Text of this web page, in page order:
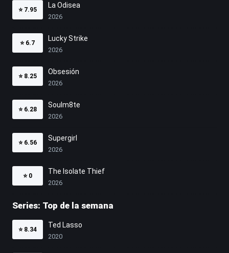
⭐ 7.95
La Odisea
2026
⭐ 6.7
Lucky Strike
2026
⭐ 8.25
Obsesión
2026
⭐ 6.28
Soulm8te
2026
⭐ 6.56
Supergirl
2026
⭐ 0
The Isolate Thief
2026
Series: Top de la semana
⭐ 8.34
Ted Lasso
2020